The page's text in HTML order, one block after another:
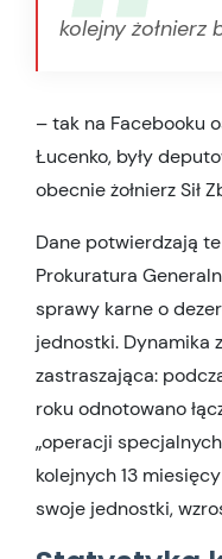
kolejny żołnierz
– tak na Facebooku
Łucenko, były
obecnie żołnierz Sił
Dane potwierdzają
Prokuratura
sprawy karne o
jednostki. Dynamika
zastraszająca:
roku odnotowano
„operacji
kolejnych 13
swoje jednostki,